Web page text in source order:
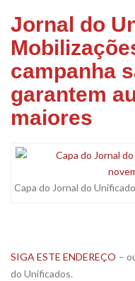
Jornal do
campanha
garantem
maiores
Capa do Jornal do
SIGA ESTE ENDEREÇO –
do Unificados.